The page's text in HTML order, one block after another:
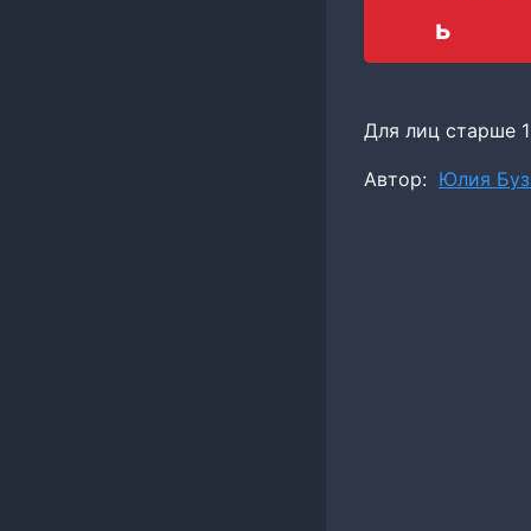
ь
Для лиц старше
Метки
Автор: Юлия